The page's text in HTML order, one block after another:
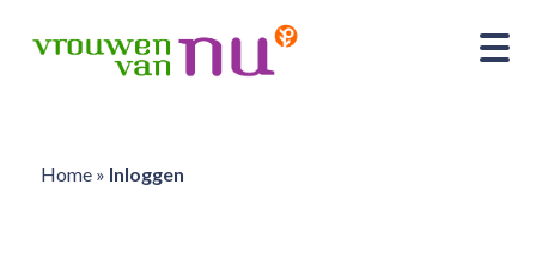
Home» Inloggen